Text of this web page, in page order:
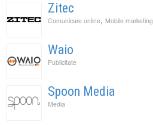
Zitec
Comunicare online, Mobile marketing
Waio
Publicitate
Spoon Media
Media